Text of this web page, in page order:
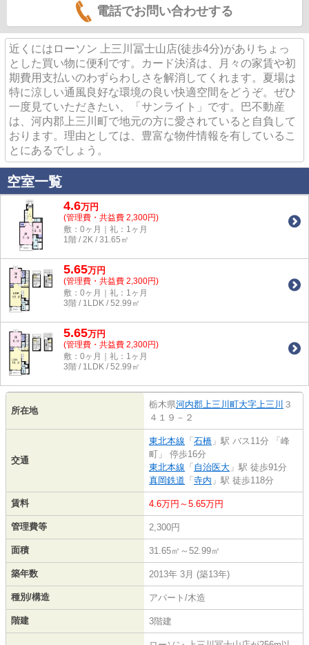
電話でお問い合わせする
近くにはローソン 上三川冨士山店(徒歩4分)がありちょっ
とした買い物に便利です。カード決済は、月々の家賃や初
期費用支払いのわずらわしさを解消してくれます。夏場は
特に涼しい通風良好な環境の良い快適空間をどうぞ。ぜひ
一度見ていただきたい、「サンライト」です。巴不動産
は、河内郡上三川町で地元の方に愛されていると自負して
おります。理由としては、豊富な物件情報を有しているこ
とにあるでしょう。
空室一覧
4.6万円
(管理費・共益費 2,300円)
敷：0ヶ月｜礼：1ヶ月
1階 / 2K / 31.65㎡
5.65万円
(管理費・共益費 2,300円)
敷：0ヶ月｜礼：1ヶ月
3階 / 1LDK / 52.99㎡
5.65万円
(管理費・共益費 2,300円)
敷：0ヶ月｜礼：1ヶ月
3階 / 1LDK / 52.99㎡
所在地
栃木県河内郡上三川町大字上三川 ３
４１９－２
交通
東北本線 「 石橋 」駅 バス11分 「峰
町」 停歩16分
東北本線 「 自治医大 」駅 徒歩91分
真岡鉄道 「 寺内 」駅 徒歩118分
賃料 4.6万円～5.65万円
管理費等 2,300円
面積 31.65㎡～52.99㎡
築年数 2013年 3月 (築13年)
種別/構造 アパート/木造
階建 3階建